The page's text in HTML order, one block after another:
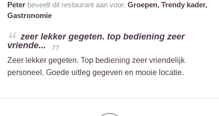
Peter beveelt dit restaurant aan voor: Groepen, Trendy kader,
Gastronomie
zeer lekker gegeten. top bediening zeer
vriende...
Zeer lekker gegeten. Top bediening zeer vriendelijk
personeel. Goede uitleg gegeven en mooie locatie.